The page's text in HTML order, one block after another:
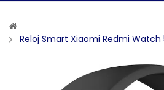
Reloj Smart Xiaomi Redmi Watch